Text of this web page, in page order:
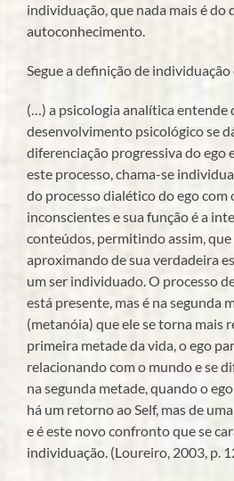
individuação, que nada mais é do
autoconhecimento.
Segue a definição de individuação
(…) a psicologia analítica entende
desenvolvimento psicológico se
diferenciação progressiva do ego
este processo, chama-se
do processo dialético do ego com
inconscientes e sua função é a
conteúdos, permitindo assim, que
aproximando de sua verdadeira
um ser individuado. O processo
está presente, mas é na segunda
(metanóia) que ele se torna mais
primeira metade da vida, o ego
relacionando com o mundo e se
na segunda metade, quando o
há um retorno ao Self, mas de
e é este novo confronto que se
individuação. (Loureiro, 2003, p.